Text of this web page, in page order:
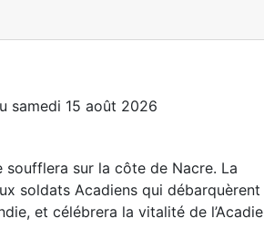
samedi 15 août 2026
soufflera sur la côte de Nacre. La
soldats Acadiens qui débarquèrent
et célébrera la vitalité de l’Acadie